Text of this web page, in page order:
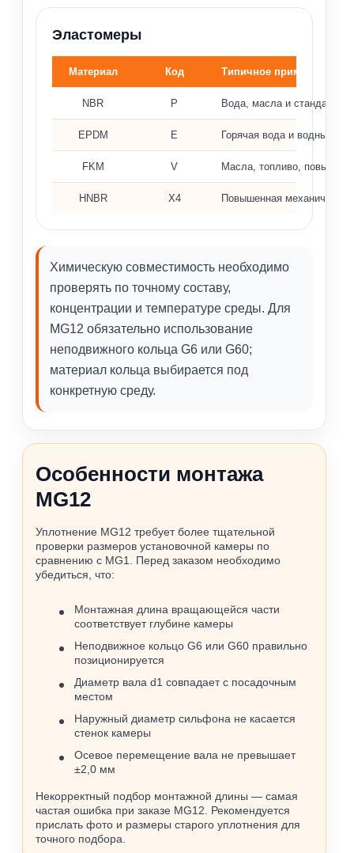
Эластомеры
Материал Код Типичное применение
NBR P Вода, масла и
EPDM E Горячая вода и водные
FKM V Масла, топливо,
HNBR X4 Повышенная механическая
Химическую совместимость необходимо
проверять по точному составу,
концентрации и температуре среды. Для
MG12 обязательно использование
неподвижного кольца G6 или G60;
материал кольца выбирается под
конкретную среду.
Особенности монтажа
MG12
Уплотнение MG12 требует более тщательной
проверки размеров установочной камеры по
сравнению с MG1. Перед заказом необходимо
убедиться, что:
Монтажная длина вращающейся части
соответствует глубине камеры
Неподвижное кольцо G6 или G60 правильно
позиционируется
Диаметр вала d1 совпадает с посадочным
местом
Наружный диаметр сильфона не касается
стенок камеры
Осевое перемещение вала не превышает
±2,0 мм
Некорректный подбор монтажной длины — самая
частая ошибка при заказе MG12. Рекомендуется
прислать фото и размеры старого уплотнения для
точного подбора.